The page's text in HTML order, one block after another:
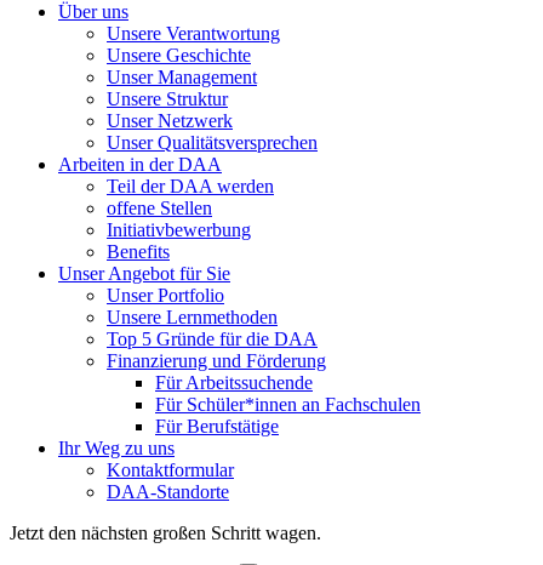
Über uns
Unsere Verantwortung
Unsere Geschichte
Unser Management
Unsere Struktur
Unser Netzwerk
Unser Qualitätsversprechen
Arbeiten in der DAA
Teil der DAA werden
offene Stellen
Initiativbewerbung
Benefits
Unser Angebot für Sie
Unser Portfolio
Unsere Lernmethoden
Top 5 Gründe für die DAA
Finanzierung und Förderung
Für Arbeitssuchende
Für Schüler*innen an Fachschulen
Für Berufstätige
Ihr Weg zu uns
Kontaktformular
DAA-Standorte
Jetzt den nächsten großen Schritt wagen.